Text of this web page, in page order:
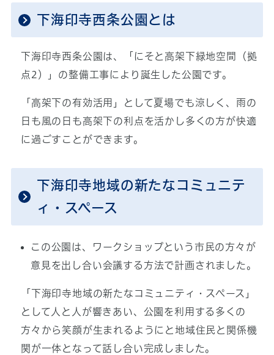
下海印寺西条公園とは
下海印寺西条公園は、「にそと高架下緑地空間（拠
点2）」の整備工事により誕生した公園です。
「高架下の有効活用」として夏場でも涼しく、雨の
日も風の日も高架下の利点を活かし多くの方が快適
に過ごすことができます。
下海印寺地域の新たなコミュニテ
ィ・スペース
この公園は、ワークショップという市民の方々が
意見を出し合い会議する方法で計画されました。
「下海印寺地域の新たなコミュニティ・スペース」
として人と人が響きあい、公園を利用する多くの
方々から笑顔が生まれるようにと地域住民と関係機
関が一体となって話し合い完成しました。